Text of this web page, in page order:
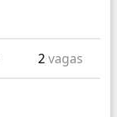
2vagas